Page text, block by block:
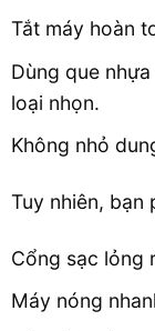
Tắt máy hoàn
Dùng que
loại nhọn.
Không nhỏ
Tuy nhiên, bạn
Cổng sạc lỏng
Máy nóng